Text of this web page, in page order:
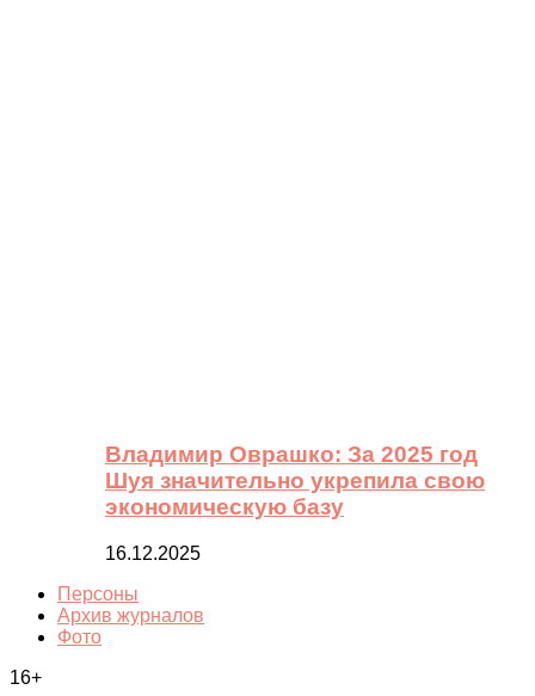
Владимир Оврашко: За 2025 год
Шуя значительно укрепила свою
экономическую базу
16.12.2025
Персоны
Архив журналов
Фото
16+